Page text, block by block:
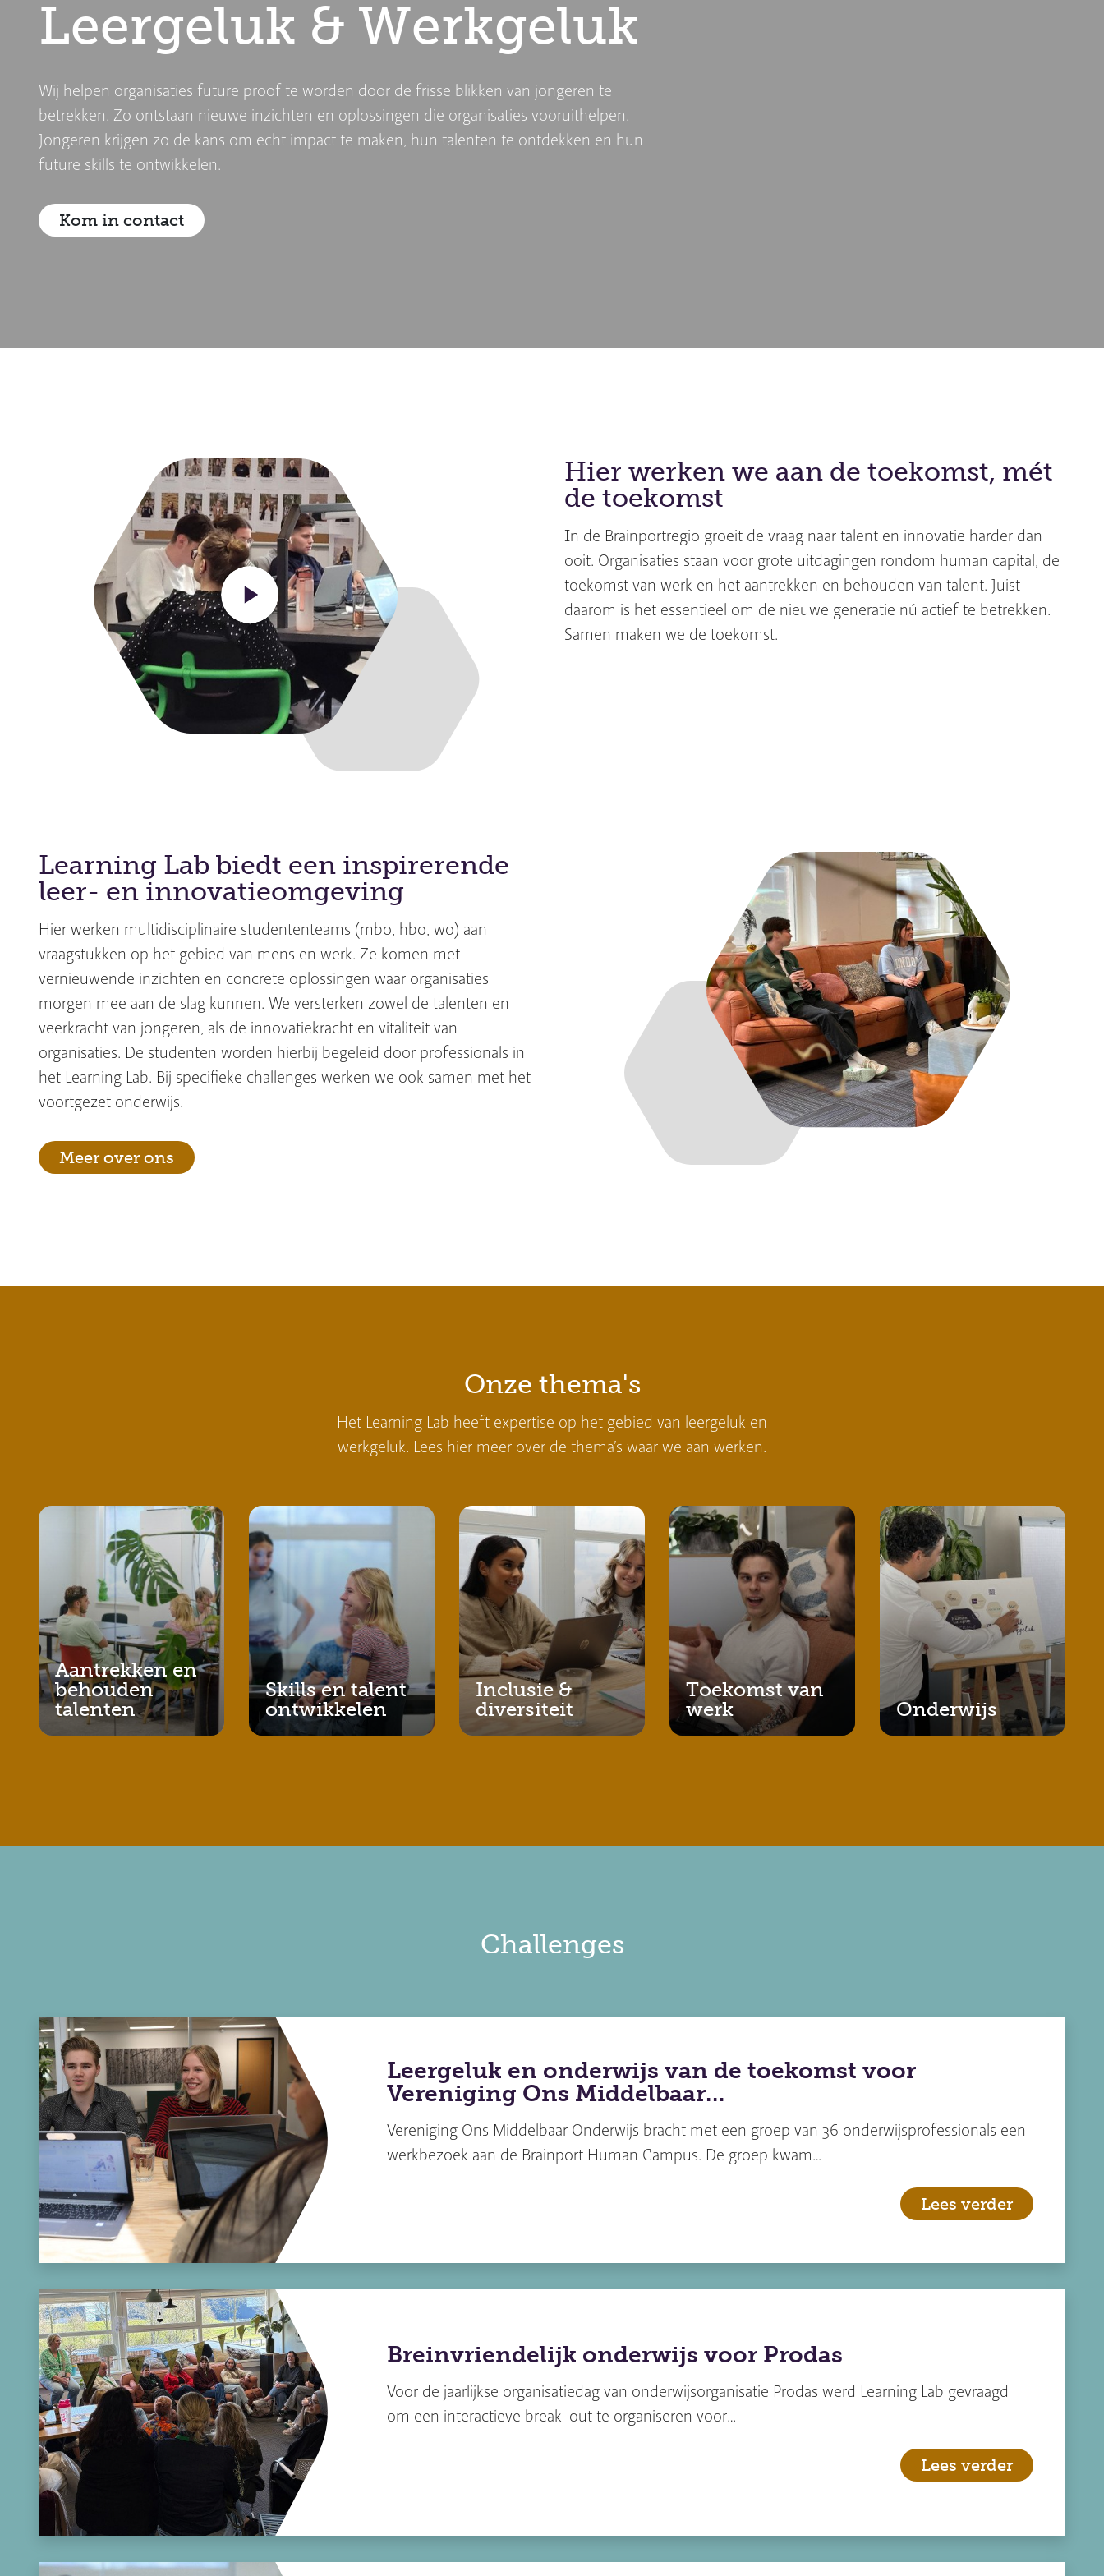
Leergeluk & Werkgeluk
Wij helpen organisaties future proof te worden door de frisse blikken van jongeren te
betrekken. Zo ontstaan nieuwe inzichten en oplossingen die organisaties vooruithelpen.
Jongeren krijgen zo de kans om echt impact te maken, hun talenten te ontdekken en hun
future skills te ontwikkelen.
Kom in contact
Hier werken we aan de toekomst, mét
de toekomst
In de Brainportregio groeit de vraag naar talent en innovatie harder dan
ooit. Organisaties staan voor grote uitdagingen rondom human capital, de
toekomst van werk en het aantrekken en behouden van talent. Juist
daarom is het essentieel om de nieuwe generatie nú actief te betrekken.
Samen maken we de toekomst.
Learning Lab biedt een inspirerende
leer- en innovatieomgeving
Hier werken multidisciplinaire studententeams (mbo, hbo, wo) aan
vraagstukken op het gebied van mens en werk. Ze komen met
vernieuwende inzichten en concrete oplossingen waar organisaties
morgen mee aan de slag kunnen. We versterken zowel de talenten en
veerkracht van jongeren, als de innovatiekracht en vitaliteit van
organisaties. De studenten worden hierbij begeleid door professionals in
het Learning Lab. Bij specifieke challenges werken we ook samen met het
voortgezet onderwijs.
Meer over ons
Onze thema's
Het Learning Lab heeft expertise op het gebied van leergeluk en
werkgeluk. Lees hier meer over de thema’s waar we aan werken.
Aantrekken en
behouden
talenten
Skills en talent
ontwikkelen
Inclusie &
diversiteit
Toekomst van
werk
Onderwijs
Challenges
Leergeluk en onderwijs van de toekomst voor
Vereniging Ons Middelbaar…
Vereniging Ons Middelbaar Onderwijs bracht met een groep van 36 onderwijsprofessionals een
werkbezoek aan de Brainport Human Campus. De groep kwam…
Lees verder
Breinvriendelijk onderwijs voor Prodas
Voor de jaarlijkse organisatiedag van onderwijsorganisatie Prodas werd Learning Lab gevraagd
om een interactieve break-out te organiseren voor…
Lees verder